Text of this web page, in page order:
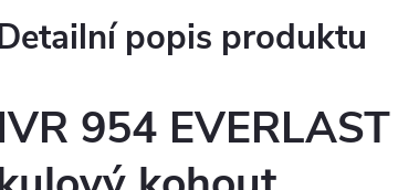
popis produktu
IVR 954 EVERLAST